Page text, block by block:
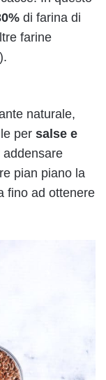
di farina di
farine
).
naturale,
per salse e
addensare
pian piano la
fino ad ottenere